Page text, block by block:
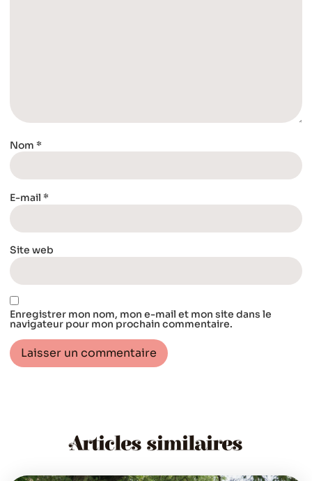
Nom *
E-mail *
Site web
Enregistrer mon nom, mon e-mail et mon site dans le
navigateur pour mon prochain commentaire.
Articles similaires